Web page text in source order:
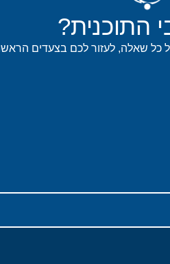
התוכנית?
כל שאלה, לעזור לכם בצעדים